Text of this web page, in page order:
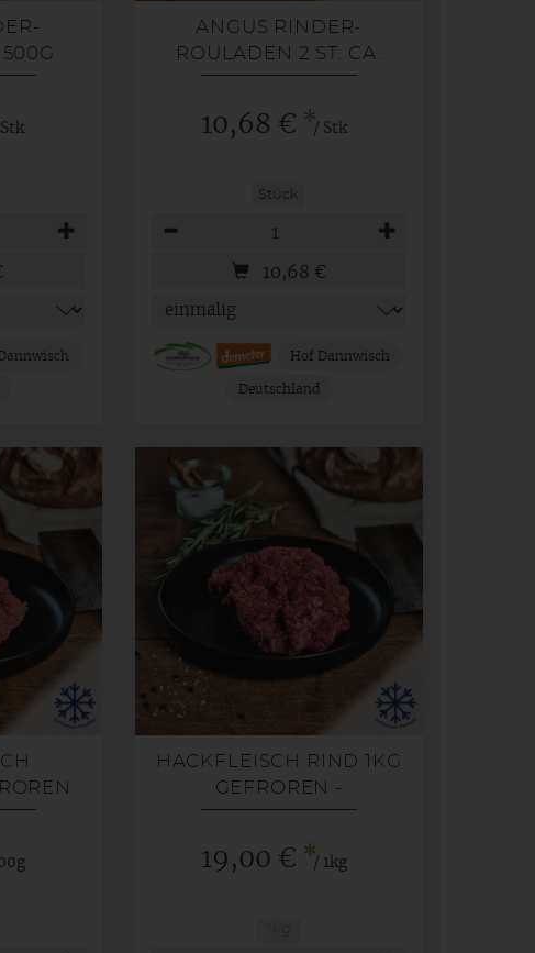
ANGUS RINDER-
ROULADEN 2 ST. CA.
350G GEFROREN
10,68 € */ Stk
Stück
10,68 €
Hof Dannwisch
Deutschland
HACKFLEISCH RIND 1KG
GEFROREN -
FAMILIENPACKUNG -
19,00 € */ 1kg